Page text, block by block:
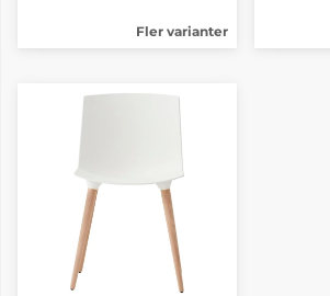
Fler varianter